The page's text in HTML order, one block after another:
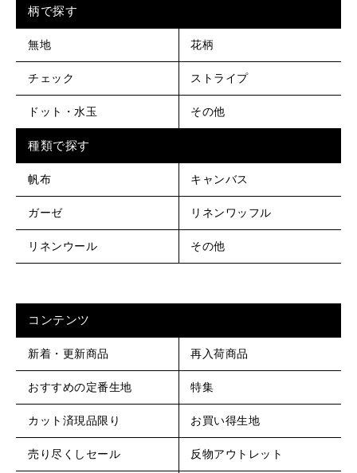
柄で探す
無地 花柄
チェック ストライプ
ドット・水玉 その他
種類で探す
帆布 キャンバス
ガーゼ リネンワッフル
リネンウール その他
コンテンツ
新着・更新商品 再入荷商品
おすすめの定番生地 特集
カット済現品限り お買い得生地
売り尽くしセール 反物アウトレット